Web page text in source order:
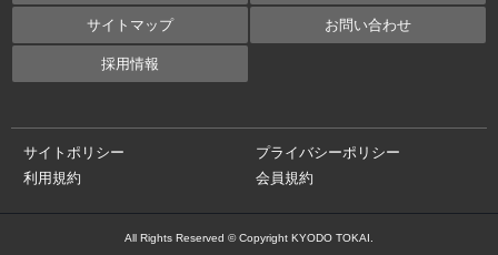
サイトマップ お問い合わせ
採用情報
サイトポリシー
プライバシーポリシー
利用規約
会員規約
All Rights Reserved © Copyright KYODO TOKAI.